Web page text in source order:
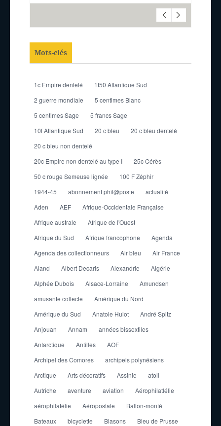
Mots-clés
1c Empire dentelé
1f50 Atlantique Sud
2 guerre mondiale
5 centimes Blanc
5 centimes Sage
5 francs Sage
10f Atlantique Sud
20 c bleu
20 c bleu dentelé
20 c bleu non dentelé
20c Empire non dentelé au type I
25c Cérès
50 c rouge Semeuse lignée
100 F Zéphir
1944-45
abonnement phil@poste
actualité
Aden
AEF
Afrique-Occidentale Française
Afrique australe
Afrique de l'Ouest
Afrique du Sud
Afrique francophone
Agenda
Agenda des collectionneurs
Air bleu
Air France
Aland
Albert Decaris Alexandrie
Algérie
Alphée Dubois
Alsace-Lorraine
Amundsen
amusante collecte
Amérique du Nord
Amérique du Sud
Anatole Hulot
André Spitz
Anjouan
Annam
années bissextiles
Antarctique
Antilles
AOF
Archipel des Comores
archipels polynésiens
Arctique
Arts décoratifs Assinie
atoll
Autriche
aventure aviation
Aérophilatlélie
aérophilatélie
Aéropostale
Ballon-monté
Bateaux
bicyclette Blasons
Bleu de Prusse